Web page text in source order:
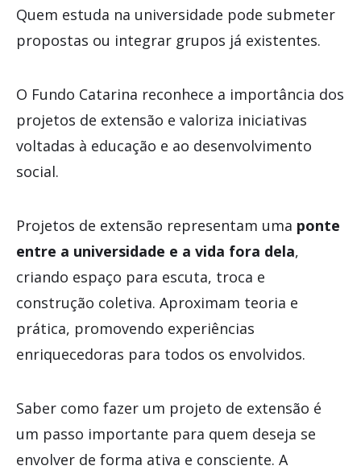
Quem estuda na universidade pode submeter
propostas ou integrar grupos já existentes.
O Fundo Catarina reconhece a importância dos
projetos de extensão e valoriza iniciativas
voltadas à educação e ao desenvolvimento
social.
Projetos de extensão representam uma ponte
entre a universidade e a vida fora dela,
criando espaço para escuta, troca e
construção coletiva. Aproximam teoria e
prática, promovendo experiências
enriquecedoras para todos os envolvidos.
Saber como fazer um projeto de extensão é
um passo importante para quem deseja se
envolver de forma ativa e consciente. A